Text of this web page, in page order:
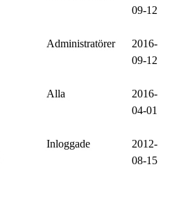
09-12
Administratörer
2016-
09-12
Alla
2016-
04-01
Inloggade
2012-
08-15